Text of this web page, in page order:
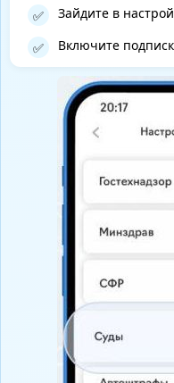
✅ Зайдите в
✅ Включите